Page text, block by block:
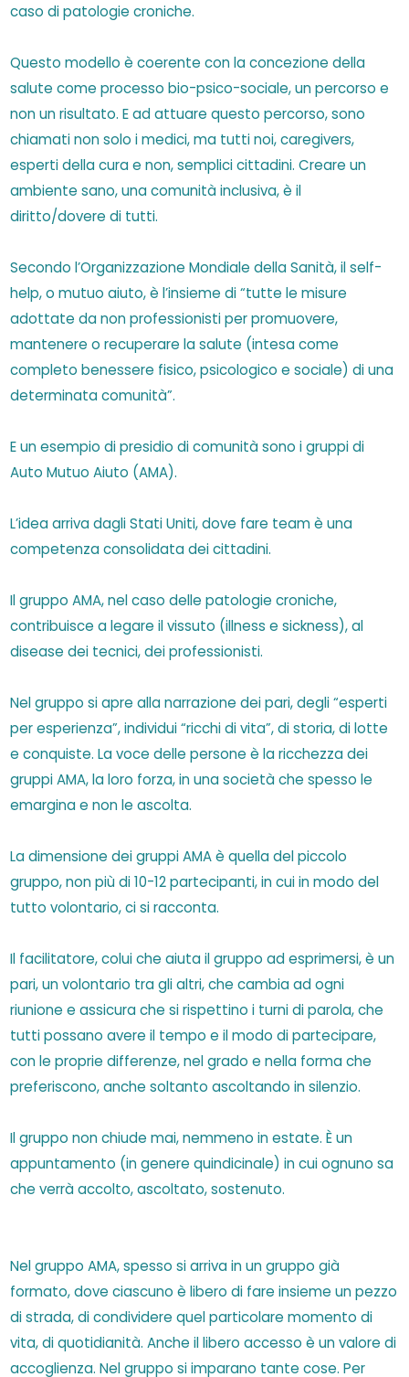
caso di patologie croniche.
Questo modello è coerente con la concezione della
salute come processo bio-psico-sociale, un percorso e
non un risultato. E ad attuare questo percorso, sono
chiamati non solo i medici, ma tutti noi, caregivers,
esperti della cura e non, semplici cittadini. Creare un
ambiente sano, una comunità inclusiva, è il
diritto/dovere di tutti.
Secondo l’Organizzazione Mondiale della Sanità, il self-
help, o mutuo aiuto, è l’insieme di “tutte le misure
adottate da non professionisti per promuovere,
mantenere o recuperare la salute (intesa come
completo benessere fisico, psicologico e sociale) di una
determinata comunità”.
E un esempio di presidio di comunità sono i gruppi di
Auto Mutuo Aiuto (AMA).
L’idea arriva dagli Stati Uniti, dove fare team è una
competenza consolidata dei cittadini.
Il gruppo AMA, nel caso delle patologie croniche,
contribuisce a legare il vissuto (illness e sickness), al
disease dei tecnici, dei professionisti.
Nel gruppo si apre alla narrazione dei pari, degli “esperti
per esperienza”, individui “ricchi di vita”, di storia, di lotte
e conquiste. La voce delle persone è la ricchezza dei
gruppi AMA, la loro forza, in una società che spesso le
emargina e non le ascolta.
La dimensione dei gruppi AMA è quella del piccolo
gruppo, non più di 10-12 partecipanti, in cui in modo del
tutto volontario, ci si racconta.
Il facilitatore, colui che aiuta il gruppo ad esprimersi, è un
pari, un volontario tra gli altri, che cambia ad ogni
riunione e assicura che si rispettino i turni di parola, che
tutti possano avere il tempo e il modo di partecipare,
con le proprie differenze, nel grado e nella forma che
preferiscono, anche soltanto ascoltando in silenzio.
Il gruppo non chiude mai, nemmeno in estate. È un
appuntamento (in genere quindicinale) in cui ognuno sa
che verrà accolto, ascoltato, sostenuto.
Nel gruppo AMA, spesso si arriva in un gruppo già
formato, dove ciascuno è libero di fare insieme un pezzo
di strada, di condividere quel particolare momento di
vita, di quotidianità. Anche il libero accesso è un valore di
accoglienza. Nel gruppo si imparano tante cose. Per